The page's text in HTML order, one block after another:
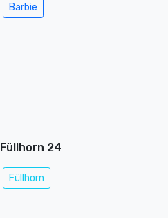
Barbie
Füllhorn 24
Füllhorn